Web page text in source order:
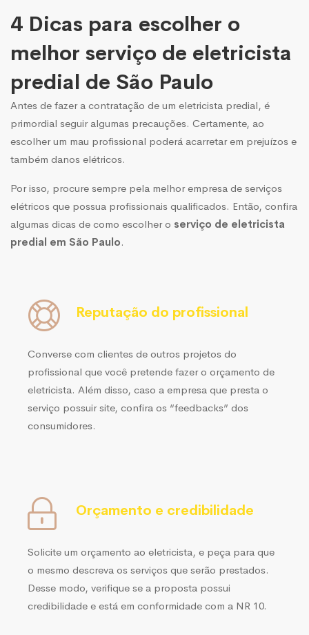
4 Dicas para escolher o
melhor serviço de eletricista
predial de São Paulo
Antes de fazer a contratação de um eletricista predial, é
primordial seguir algumas precauções. Certamente, ao
escolher um mau profissional poderá acarretar em prejuízos e
também danos elétricos.
Por isso, procure sempre pela melhor empresa de serviços
elétricos que possua profissionais qualificados. Então, confira
algumas dicas de como escolher o serviço de eletricista
predial em São Paulo.
Reputação do profissional
Converse com clientes de outros projetos do
profissional que você pretende fazer o orçamento de
eletricista. Além disso, caso a empresa que presta o
serviço possuir site, confira os “feedbacks” dos
consumidores.
Orçamento e credibilidade
Solicite um orçamento ao eletricista, e peça para que
o mesmo descreva os serviços que serão prestados.
Desse modo, verifique se a proposta possui
credibilidade e está em conformidade com a NR 10.